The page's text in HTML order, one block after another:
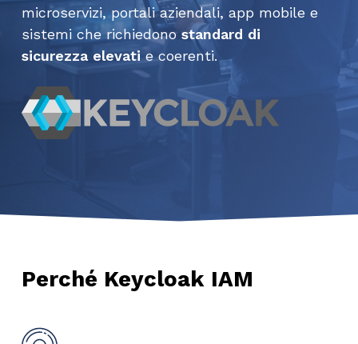
microservizi, portali aziendali, app mobile e
sistemi che richiedonostandard di
sicurezza elevati e coerenti.
Perché Keycloak IAM